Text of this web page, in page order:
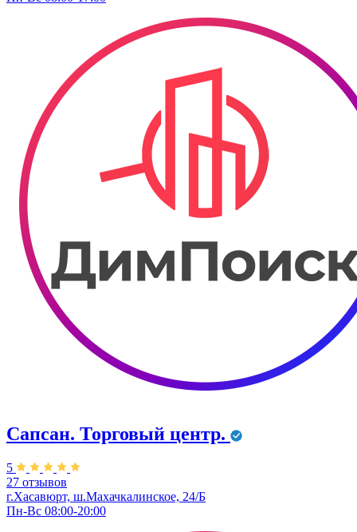
Сапсан. Торговый центр.
5
27 отзывов
г.Хасавюрт, ш.Махачкалинское, 24/Б
Пн-Вс 08:00-20:00